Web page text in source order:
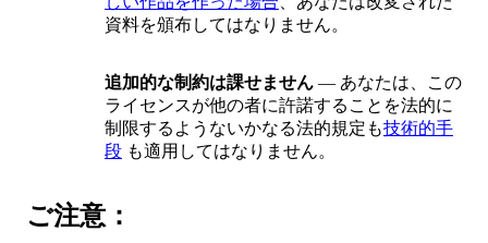
資料を頒布してはなりません。
追加的な制約は課せません — あなたは、この
ライセンスが他の者に許諾することを法的に
制限するようないかなる法的規定も技術的手
段 も適用してはなりません。
ご注意：